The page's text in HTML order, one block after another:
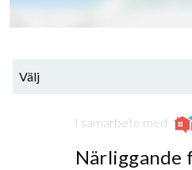
Välj
I samarbete med
Närliggande